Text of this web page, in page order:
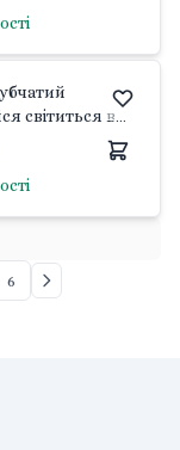
світиться в
6688-68
6